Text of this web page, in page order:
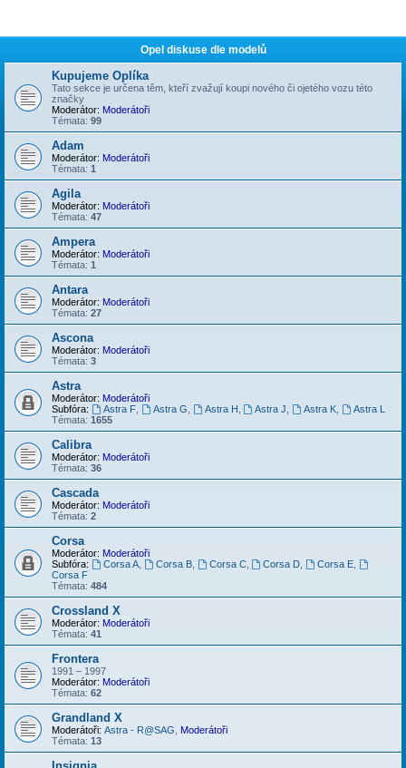
Opel diskuse dle modelů
Kupujeme Oplíka
Tato sekce je určena těm, kteří zvažují koupi nového či ojetého vozu této
značky
Moderátor: Moderátoři
Témata: 99
Adam
Moderátor: Moderátoři
Témata: 1
Agila
Moderátor: Moderátoři
Témata: 47
Ampera
Moderátor: Moderátoři
Témata: 1
Antara
Moderátor: Moderátoři
Témata: 27
Ascona
Moderátor: Moderátoři
Témata: 3
Astra
Moderátor: Moderátoři
Subfóra:
Astra F, Astra G, Astra H , Astra J, Astra K,
Astra L
Témata: 1655
Calibra
Moderátor: Moderátoři
Témata: 36
Cascada
Moderátor: Moderátoři
Témata: 2
Corsa
Moderátor: Moderátoři
Subfóra:
Corsa A, Corsa B, Corsa C, Corsa D, Corsa E,
Corsa F
Témata: 484
Crossland X
Moderátor: Moderátoři
Témata: 41
Frontera
1991 – 1997
Moderátor: Moderátoři
Témata: 62
Grandland X
Moderátoři: Astra - R@SAG, Moderátoři
Témata: 13